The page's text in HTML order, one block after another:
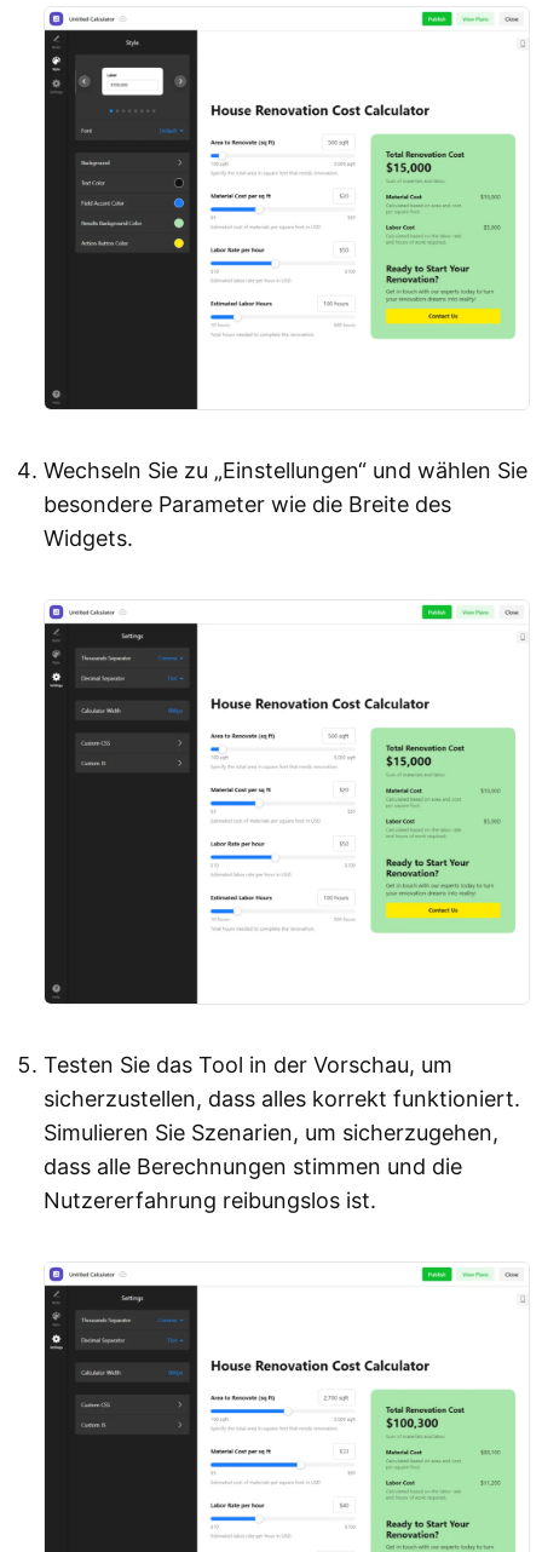
Wechseln Sie zu „Einstellungen“ und wählen Sie
besondere Parameter wie die Breite des
Widgets.
Testen Sie das Tool in der Vorschau, um
sicherzustellen, dass alles korrekt funktioniert.
Simulieren Sie Szenarien, um sicherzugehen,
dass alle Berechnungen stimmen und die
Nutzererfahrung reibungslos ist.